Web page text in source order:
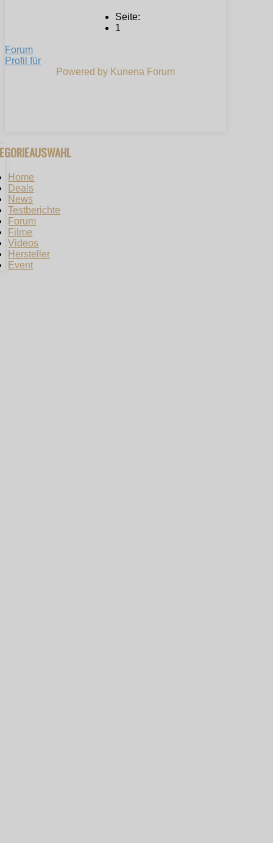
Seite:
1
Forum
Profil für
Powered by Kunena Forum
Home
Deals
News
Testberichte
Forum
Filme
Videos
Hersteller
Event